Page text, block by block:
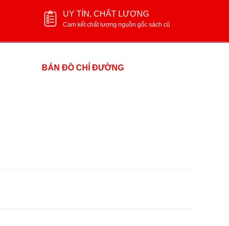
UY TÍN, CHẤT LƯỢNG
Cam kết chất lượng nguồn gốc sách cũ
BẢN ĐỒ CHỈ ĐƯỜNG